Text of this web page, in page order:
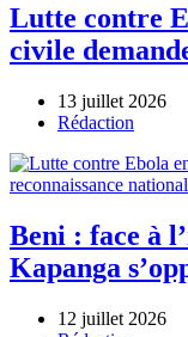
Lutte contre
civile
13 juillet 2026
Author
Rédaction
Beni : face à
Kapanga
12 juillet 2026